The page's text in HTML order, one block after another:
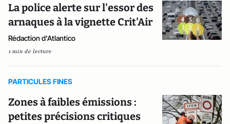
La police alerte sur l'essor des
arnaques à la vignette Crit'Air
Rédaction d'Atlantico
1 min de lecture
PARTICULES FINES
Zones à faibles émissions :
petites précisions critiques